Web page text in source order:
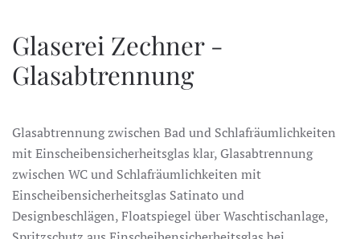
Glaserei Zechner -
Glasabtrennung
Glasabtrennung zwischen Bad und Schlafräumlichkeiten
mit Einscheibensicherheitsglas klar, Glasabtrennung
zwischen WC und Schlafräumlichkeiten mit
Einscheibensicherheitsglas Satinato und
Designbeschlägen, Floatspiegel über Waschtischanlage,